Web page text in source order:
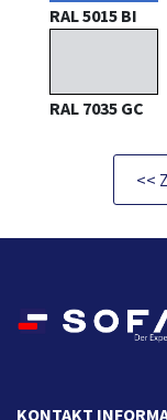
RAL 5015 BI
RAL 7035 GC
<<
KONTAKT